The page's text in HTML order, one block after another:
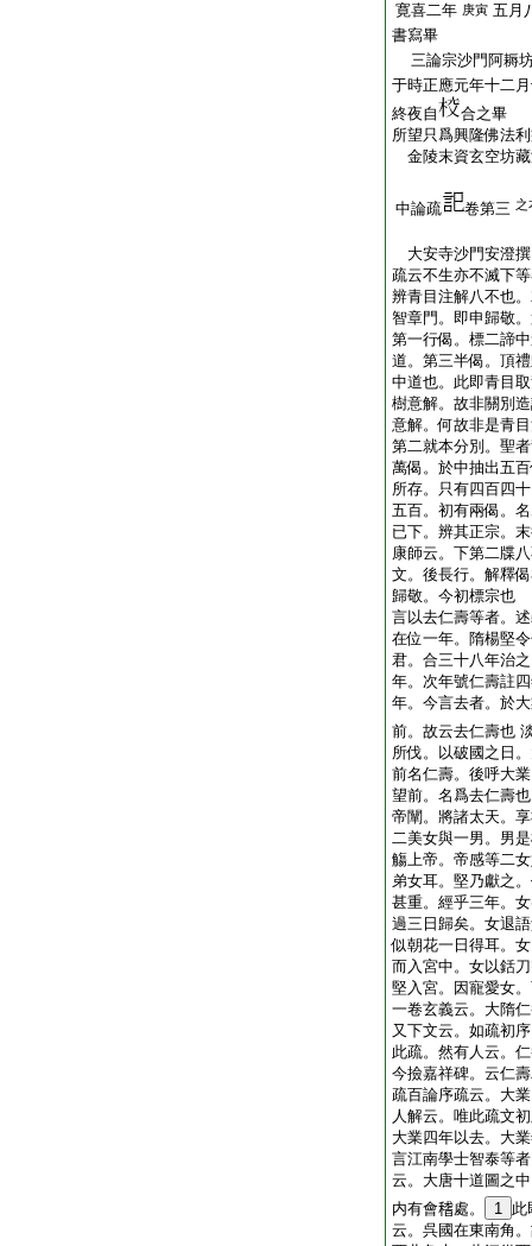
寛喜二年 庚寅 五月
書寫畢
三論宗沙門阿耨
于時正應元年十二
終夜自
合之畢
所望只爲興隆佛法
金陵末資玄空坊
中論疏 卷第三 之
大安寺沙門安澄
疏云不生亦不滅下
辨青目注解八不也
智章門。即申歸敬
第一行偈。標二諦
道。第三半偈。頂
中道也。此即青目
樹意解。故非關別
意解。何故非是青
第二就本分別。聖
萬偈。於中抽出五
所存。只有四百四
五百。初有兩偈。
已下。辨其正宗。
康師云。下第二牒
文。後長行。解釋
歸敬。今初標宗也
言以去仁壽等者。
在位一年。隋楊堅
君。合三十八年治
年。次年號仁壽註
年。今言去者。於
前。故云去仁壽也
所伐。以破國之日
前名仁壽。後呼大
望前。名爲去仁壽
帝闡。將諸太天。
二美女與一男。男
觴上帝。帝感等二
弟女耳。堅乃獻之
甚重。經乎三年。
過三日歸矣。女退
似朝花一日得耳。
而入宮中。女以銛
堅入宮。因寵愛女
一卷玄義云。大隋
又下文云。如疏初
此疏。然有人云。
今撿嘉祥碑。云仁
疏百論序疏云。大
人解云。唯此疏文
大業四年以去。大
言江南學士智泰等
云。大唐十道圖之
内有會𥡴處。
1 此
云。呉國在東南角